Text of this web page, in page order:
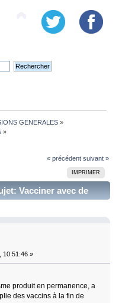
GENERALES»
»
« précédent suivant »
IMPRIMER
Vacciner avec de
10:51:46 »
produit en permanence, a
des vaccins à la fin de